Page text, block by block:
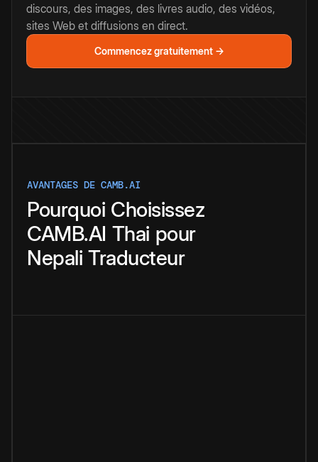
discours, des images, des livres audio, des vidéos,
sites Web et diffusions en direct.
Commencez gratuitement →
AVANTAGES DE CAMB.AI
Pourquoi Choisissez
CAMB.AI Thai pour
Nepali Traducteur